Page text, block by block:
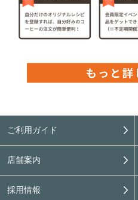
ご利用ガイド
店舗案内
採用情報